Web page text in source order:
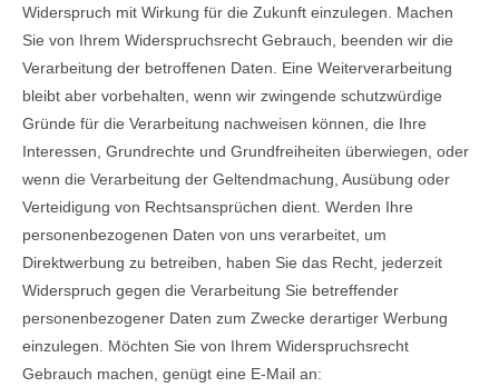
Widerspruch mit Wirkung für die Zukunft einzulegen. Machen
Sie von Ihrem Widerspruchsrecht Gebrauch, beenden wir die
Verarbeitung der betroffenen Daten. Eine Weiterverarbeitung
bleibt aber vorbehalten, wenn wir zwingende schutzwürdige
Gründe für die Verarbeitung nachweisen können, die Ihre
Interessen, Grundrechte und Grundfreiheiten überwiegen, oder
wenn die Verarbeitung der Geltendmachung, Ausübung oder
Verteidigung von Rechtsansprüchen dient. Werden Ihre
personenbezogenen Daten von uns verarbeitet, um
Direktwerbung zu betreiben, haben Sie das Recht, jederzeit
Widerspruch gegen die Verarbeitung Sie betreffender
personenbezogener Daten zum Zwecke derartiger Werbung
einzulegen. Möchten Sie von Ihrem Widerspruchsrecht
Gebrauch machen, genügt eine E-Mail an: